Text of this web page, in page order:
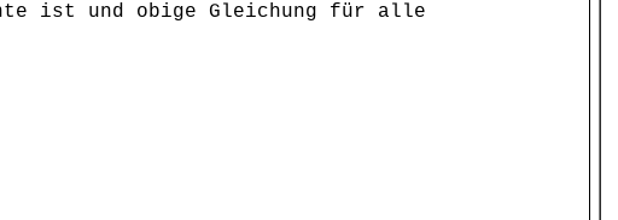
ist und obige Gleichung für alle